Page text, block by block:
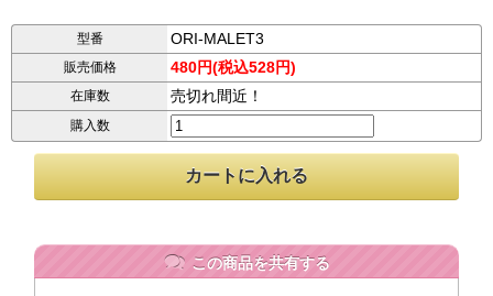
型番 ORI-MALET3
販売価格 480円(税込528円)
在庫数 売切れ間近！
購入数
この商品を共有する